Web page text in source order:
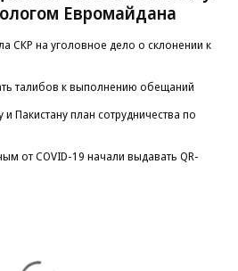
Евромайдана
СКР на уголовное дело о склонении к
талибов к выполнению обещаний
Пакистану план сотрудничества по
от COVID-19 начали выдавать QR-